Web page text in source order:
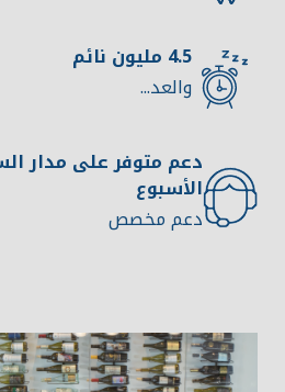
4.5 مليون نائم
والعد...
دعم متوفر على مدار
الأسبوع
دعم مخصص